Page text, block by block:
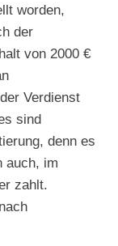
worden,
der
von 2000 €
Verdienst
sind
denn es
auch, im
zahlt.